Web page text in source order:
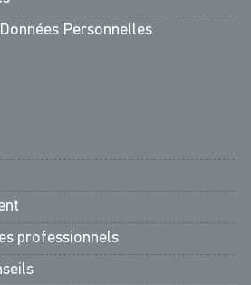
Personnelles
professionnels